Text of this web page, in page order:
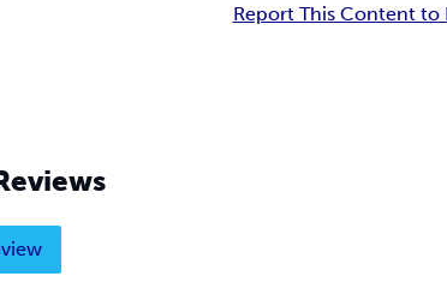
Report This Content to